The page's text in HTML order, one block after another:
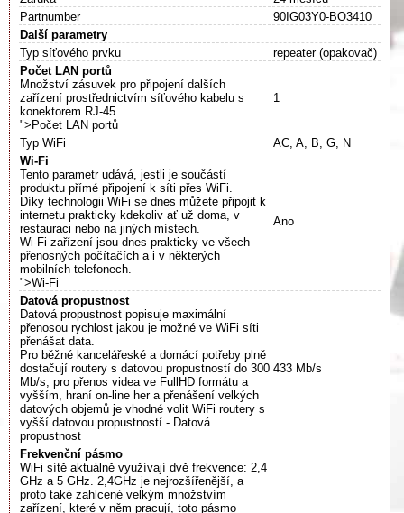
Partnumber
90IG03Y0-BO3410
Další parametry
Typ síťového prvku
repeater (opakovač)
Počet LAN portů
Množství zásuvek pro připojení dalších
zařízení prostřednictvím síťového kabelu s
konektorem RJ-45.
">Počet LAN portů
1
Typ WiFi
AC, A, B, G, N
Wi-Fi
Tento parametr udává, jestli je součástí
produktu přímé připojení k síti přes WiFi.
Díky technologii WiFi se dnes můžete připojit k
internetu prakticky kdekoliv ať už doma, v
restauraci nebo na jiných místech.
Wi-Fi zařízení jsou dnes prakticky ve všech
přenosných počítačích a i v některých
mobilních telefonech.
">Wi-Fi
Ano
Datová propustnost
Datová propustnost popisuje maximální
přenosou rychlost jakou je možné ve WiFi síti
přenášat data.
Pro běžné kancelářeské a domácí potřeby plně
dostačují routery s datovou propustností do 300
Mb/s, pro přenos videa ve FullHD formátu a
vyšším, hraní on-line her a přenášení velkých
datových objemů je vhodné volit WiFi routery s
vyšší datovou propustností - Datová
propustnost
433 Mb/s
Frekvenční pásmo
WiFi sítě aktuálně využívají dvě frekvence: 2,4
GHz a 5 GHz. 2,4GHz je nejrozšířenější, a
proto také zahlcené velkým množstvím
zařízení, které v něm pracují, toto pásmo